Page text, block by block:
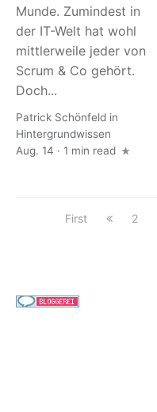
Munde. Zumindest in
der IT-Welt hat wohl
mittlerweile jeder von
Scrum & Co gehört.
Doch...
Patrick Schönfeld in
Hintergrundwissen
Aug. 14 · 1 min read
First 2